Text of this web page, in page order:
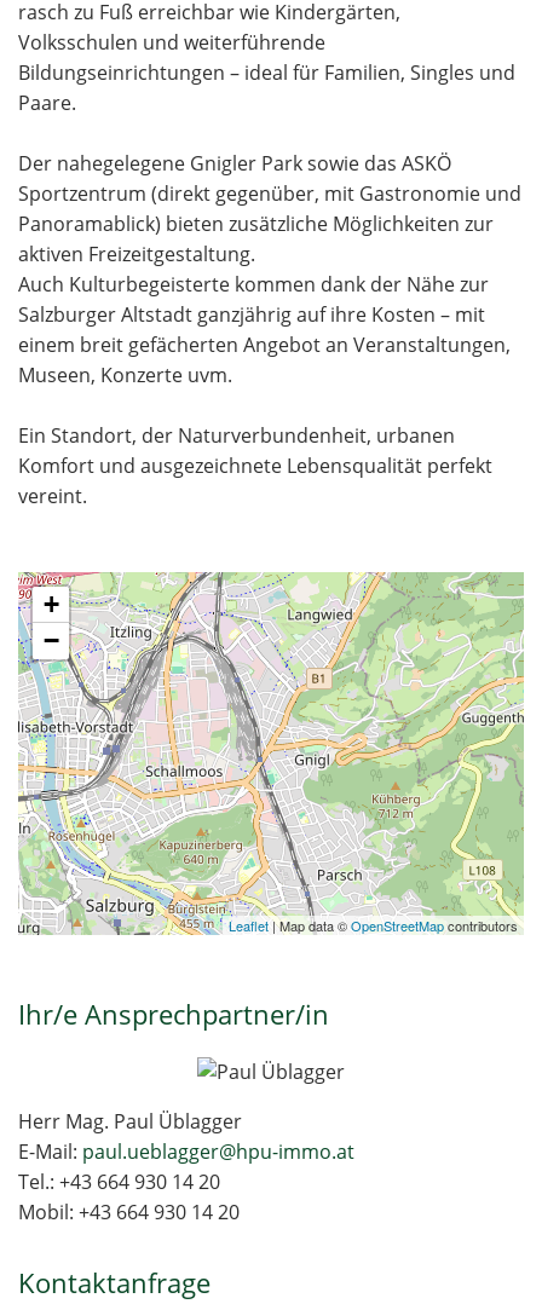
rasch zu Fuß erreichbar wie Kindergärten,
Volksschulen und weiterführende
Bildungseinrichtungen – ideal für Familien, Singles und
Paare.
Der nahegelegene Gnigler Park sowie das ASKÖ
Sportzentrum (direkt gegenüber, mit Gastronomie und
Panoramablick) bieten zusätzliche Möglichkeiten zur
aktiven Freizeitgestaltung.
Auch Kulturbegeisterte kommen dank der Nähe zur
Salzburger Altstadt ganzjährig auf ihre Kosten – mit
einem breit gefächerten Angebot an Veranstaltungen,
Museen, Konzerte uvm.
Ein Standort, der Naturverbundenheit, urbanen
Komfort und ausgezeichnete Lebensqualität perfekt
vereint.
+
−
Leaflet| Map data ©OpenStreetMapcontributors
Ihr/e Ansprechpartner/in
Herr Mag. Paul Üblagger
E-Mail: paul.ueblagger@hpu-immo.at
Tel.: +43 664 930 14 20
Mobil: +43 664 930 14 20
Kontaktanfrage